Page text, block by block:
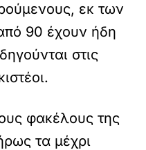
εκ των
90 έχουν ήδη
στις
φακέλους της
τα μέχρι